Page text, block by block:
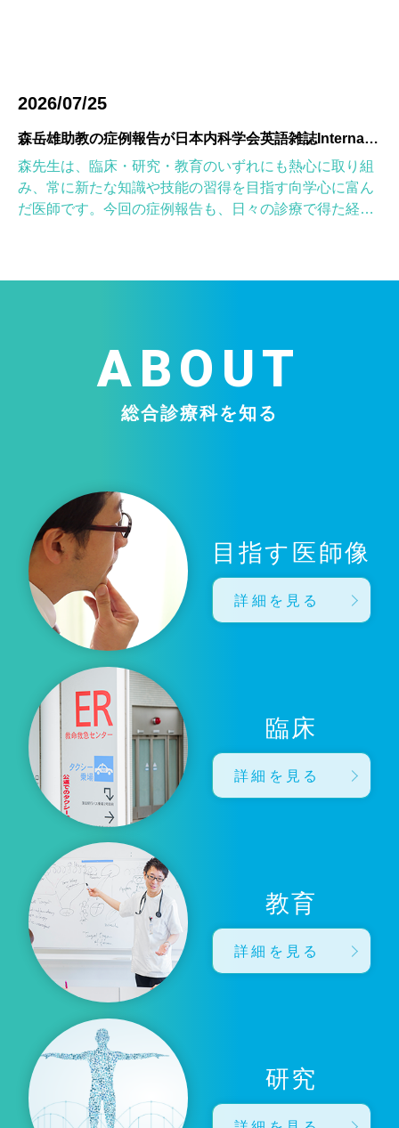
2026/07/25
森岳雄助教の症例報告が日本内科学会英語雑誌Internal Medicineに掲載されました
森先生は、臨床・研究・教育のいずれにも熱心に取り組
み、常に新たな知識や技能の習得を目指す向学心に富ん
だ医師です。今回の症例報告も、日々の診療で得た経験
ABOUT
総合診療科を知る
目指す医師像
詳細を見る
臨床
詳細を見る
教育
詳細を見る
研究